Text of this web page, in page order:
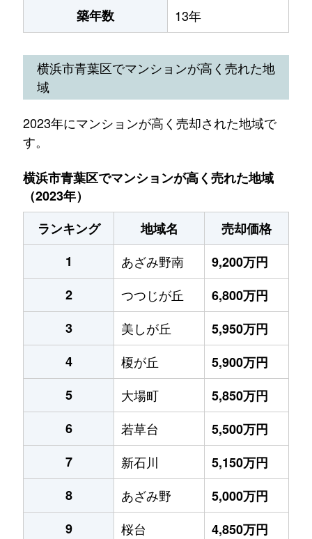
築年数 13年
横浜市青葉区でマンションが高く売れた地
域
2023年にマンションが高く売却された地域で
す。
横浜市青葉区でマンションが高く売れた地域
（2023年）
ランキング
地域名
売却価格
1
あざみ野南
9,200万円
2
つつじが丘
6,800万円
3
美しが丘
5,950万円
4
榎が丘
5,900万円
5
大場町
5,850万円
6
若草台
5,500万円
7
新石川
5,150万円
8
あざみ野
5,000万円
9
桜台
4,850万円